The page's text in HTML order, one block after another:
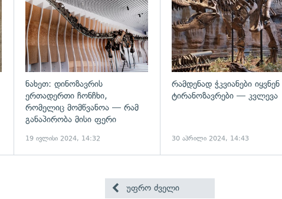
ნახეთ: დინოზავრის
ერთადერთი ჩონჩხი,
რომელიც მომწვანოა — რამ
განაპირობა მისი ფერი
19 ივლისი 2024, 14:32
რამდენად ჭკვიანები იყვნენ
ტირანოზავრები — კვლევა
30 აპრილი 2024, 14:43
უფრო ძველი